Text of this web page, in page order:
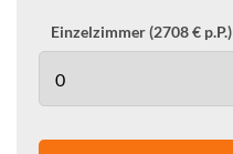
Einzelzimmer (2708 € p.P.)